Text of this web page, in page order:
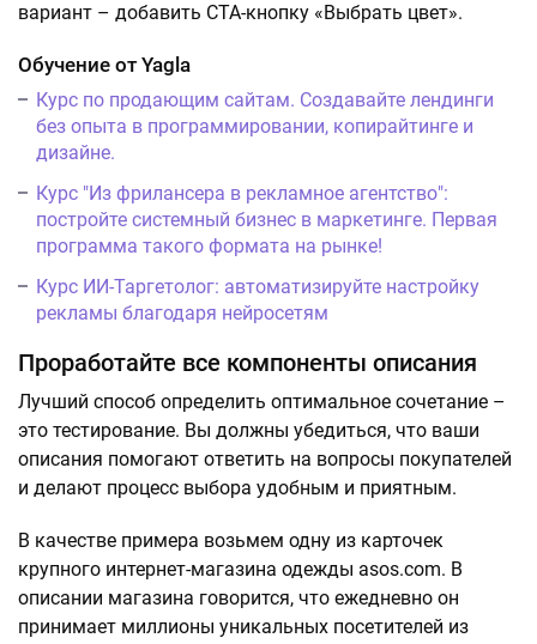
вариант – добавить CTA-кнопку «Выбрать цвет».
Обучение от Yagla
Курс по продающим сайтам. Создавайте лендинги
без опыта в программировании, копирайтинге и
дизайне.
Курс "Из фрилансера в рекламное агентство":
постройте системный бизнес в маркетинге. Первая
программа такого формата на рынке!
Курс ИИ-Таргетолог: автоматизируйте настройку
рекламы благодаря нейросетям
Проработайте все компоненты описания
Лучший способ определить оптимальное сочетание –
это тестирование. Вы должны убедиться, что ваши
описания помогают ответить на вопросы покупателей
и делают процесс выбора удобным и приятным.
В качестве примера возьмем одну из карточек
крупного интернет-магазина одежды asos.com. В
описании магазина говорится, что ежедневно он
принимает миллионы уникальных посетителей из